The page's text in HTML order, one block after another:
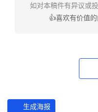
如对本稿件有异议或
👍喜欢有价值
生成海报